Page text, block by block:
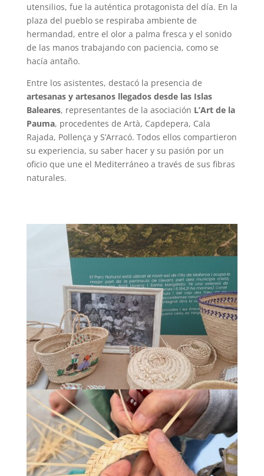
utensilios, fue la auténtica protagonista del día. En la
plaza del pueblo se respiraba ambiente de
hermandad, entre el olor a palma fresca y el sonido
de las manos trabajando con paciencia, como se
hacía antaño.
Entre los asistentes, destacó la presencia de
artesanas y artesanos llegados desde las Islas
Baleares, representantes de la asociación L’Art de la
Pauma, procedentes de Artà, Capdepera, Cala
Rajada, Pollença y S’Arracó. Todos ellos compartieron
su experiencia, su saber hacer y su pasión por un
oficio que une el Mediterráneo a través de sus fibras
naturales.